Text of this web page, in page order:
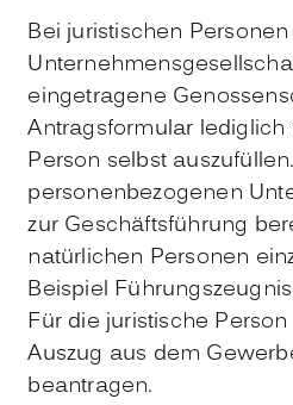
Bei juristischen
eingetragene
Antragsformular lediglich
Person selbst
personenbezogenen
zur Geschäftsführung
natürlichen Personen
Beispiel
Für die juristische
Auszug aus dem
beantragen.